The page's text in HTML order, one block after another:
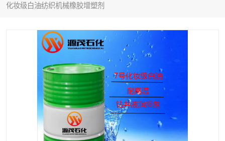
化妆级白油纺织机械橡胶增塑剂
26+32号化妆级白油 46+68号化妆级白油
2731溶剂油